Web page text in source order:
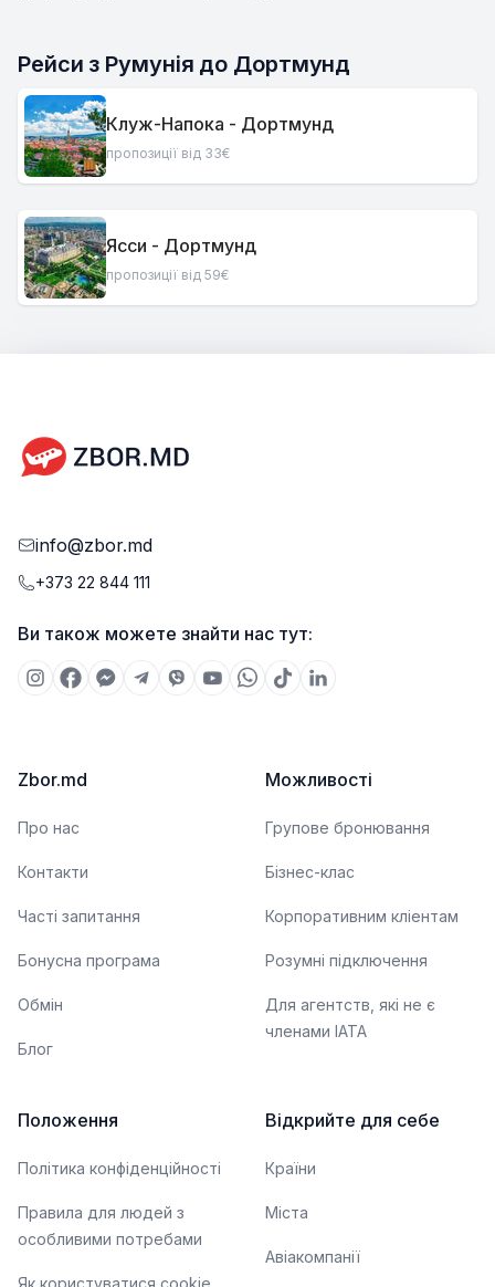
Рейси з Румунія до Дортмунд
Клуж-Напока - Дортмунд
пропозиції від 33€
Ясси - Дортмунд
пропозиції від 59€
info@zbor.md
+373 22 844 111
Ви також можете знайти нас тут:
Zbor.md
Про нас
Контакти
Часті запитання
Бонусна програма
Обмін
Блог
Можливості
Групове бронювання
Бізнес-клас
Корпоративним кліентам
Розумні підключення
Для агентств, які не є
членами IATA
Положення
Політика конфіденційності
Правила для людей з
особливими потребами
Як користуватися cookie
Відкрийте для себе
Країни
Міста
Авіакомпанії